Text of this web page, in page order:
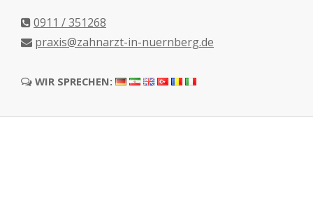
0911 / 351268
praxis@zahnarzt-in-nuernberg.de
WIR SPRECHEN: